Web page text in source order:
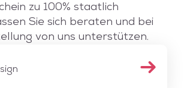
zu 100% staatlich
Sie sich beraten und bei
von uns unterstützen.